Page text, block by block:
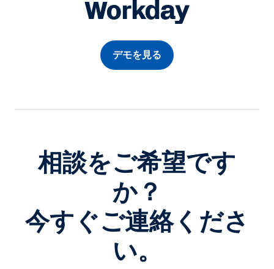
Workday
デモを見る
相談をご希望です
か？
今すぐご連絡くださ
い。